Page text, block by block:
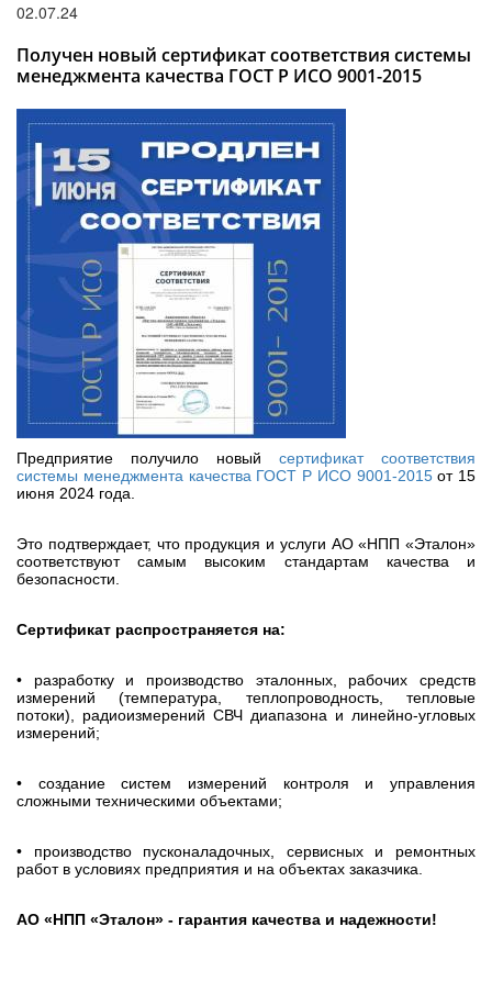
02.07.24
Получен новый сертификат соответствия системы
менеджмента качества ГОСТ Р ИСО 9001-2015
Предприятие получило новый сертификат соответствия
системы менеджмента качества ГОСТ Р ИСО 9001-2015от 15
июня 2024 года.
Это подтверждает, что продукция и услуги АО «НПП «Эталон»
соответствуют самым высоким стандартам качества и
безопасности.
Сертификат распространяется на:
• разработку и производство эталонных, рабочих средств
измерений (температура, теплопроводность, тепловые
потоки), радиоизмерений СВЧ диапазона и линейно-угловых
измерений;
• создание систем измерений контроля и управления
сложными техническими объектами;
• производство пусконаладочных, сервисных и ремонтных
работ в условиях предприятия и на объектах заказчика.
АО «НПП «Эталон» - гарантия качества и надежности!